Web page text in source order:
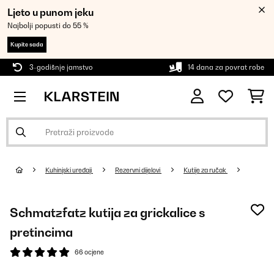
Ljeto u punom jeku
Najbolji popusti do 55 %
Kupite sada
3-godišnje jamstvo 14 dana za povrat robe
Kuhinjski uređaji Rezervni dijelovi Kutije za ručak
Schmatzfatz kutija za grickalice s
pretincima
66 ocjene